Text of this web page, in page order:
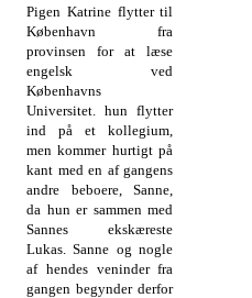
Pigen Katrine flytter til
København fra
provinsen for at læse
engelsk ved
Københavns
Universitet. hun flytter
ind på et kollegium,
men kommer hurtigt på
kant med en af gangens
andre beboere, Sanne,
da hun er sammen med
Sannes ekskæreste
Lukas. Sanne og nogle
af hendes veninder fra
gangen begynder derfor